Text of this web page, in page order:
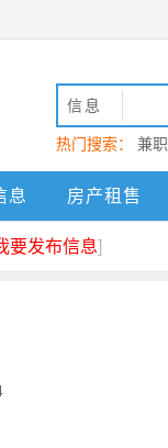
信息
热门搜索： 兼职
动 英德
息 房产租售
要发布信息]